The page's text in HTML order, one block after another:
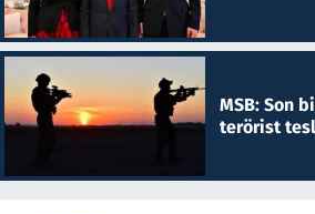
MSB: Son
terörist